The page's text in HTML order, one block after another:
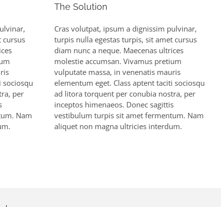
cursus
sociosqu
per
Nam
The Solution
Cras volutpat, ipsum a dignissim pulvinar,
turpis nulla egestas turpis, sit amet cursus
diam nunc a neque. Maecenas ultrices
molestie accumsan. Vivamus pretium
vulputate massa, in venenatis mauris
elementum eget. Class aptent taciti sociosqu
ad litora torquent per conubia nostra, per
inceptos himenaeos. Donec sagittis
vestibulum turpis sit amet fermentum. Nam
aliquet non magna ultricies interdum.